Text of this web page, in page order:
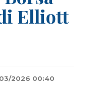
Elliott
2026 00:40